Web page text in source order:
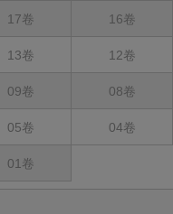
17卷 16卷
13卷 12卷
09卷 08卷
05卷 04卷
01卷